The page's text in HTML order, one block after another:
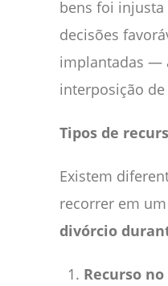
bens foi
decisões
implantadas —
interposição
Tipos de
Existem
recorrer em
divórcio
Recurso